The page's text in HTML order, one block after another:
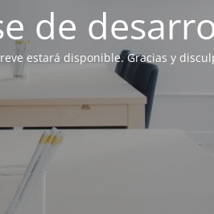
de
estará disponible. Gracias y